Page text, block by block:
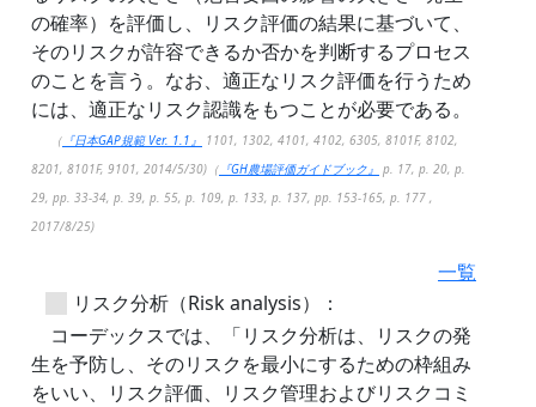
の確率）を評価し、リスク評価の結果に基づいて、
そのリスクが許容できるか否かを判断するプロセス
のことを言う。なお、適正なリスク評価を行うため
には、適正なリスク認識をもつことが必要である。
（ 『日本GAP規範 Ver. 1.1』
1101, 1302, 4101, 4102, 6305, 8101F, 8102,
8201, 8101F, 9101, 2014/5/30)（ 『GH農場評価ガイドブック』 p. 17, p. 20, p.
29, pp. 33-34, p. 39, p. 55, p. 109, p. 133, p. 137, pp. 153-165, p. 177 ,
2017/8/25)
一覧
リスク分析（Risk analysis）：
コーデックスでは、「リスク分析は、リスクの発
生を予防し、そのリスクを最小にするための枠組み
をいい、リスク評価、リスク管理およびリスクコミ